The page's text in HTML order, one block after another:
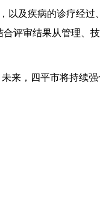
以及疾病的诊疗经
评审结果从管理、
，四平市将持续强